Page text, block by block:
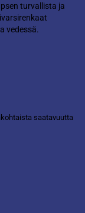
turvallista ja
vedessä.
saatavuutta